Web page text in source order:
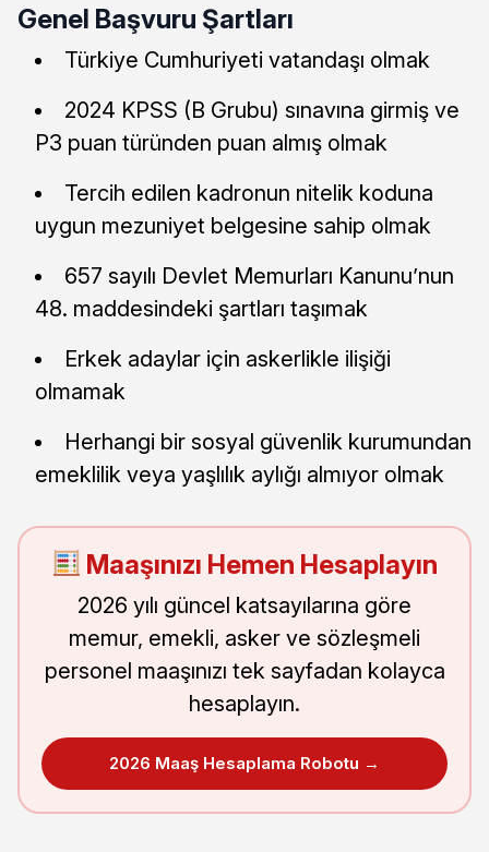
Genel Başvuru Şartları
Türkiye Cumhuriyeti vatandaşı olmak
2024 KPSS (B Grubu) sınavına girmiş ve
P3 puan türünden puan almış olmak
Tercih edilen kadronun nitelik koduna
uygun mezuniyet belgesine sahip olmak
657 sayılı Devlet Memurları Kanunu’nun
48. maddesindeki şartları taşımak
Erkek adaylar için askerlikle ilişiği
olmamak
Herhangi bir sosyal güvenlik kurumundan
emeklilik veya yaşlılık aylığı almıyor olmak
Maaşınızı Hemen Hesaplayın
2026 yılı güncel katsayılarına göre
memur, emekli, asker ve sözleşmeli
personel maaşınızı tek sayfadan kolayca
hesaplayın.
2026 Maaş Hesaplama Robotu →